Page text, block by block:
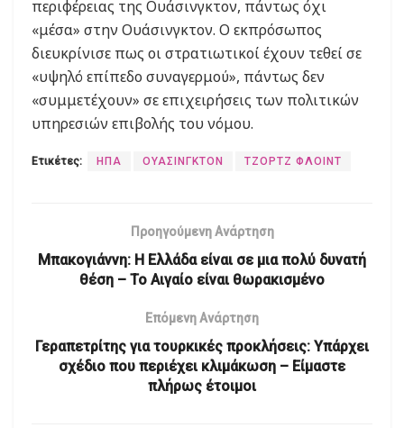
περιφέρειας της Ουάσινγκτον, πάντως όχι
«μέσα» στην Ουάσινγκτον. Ο εκπρόσωπος
διευκρίνισε πως οι στρατιωτικοί έχουν τεθεί σε
«υψηλό επίπεδο συναγερμού», πάντως δεν
«συμμετέχουν» σε επιχειρήσεις των πολιτικών
υπηρεσιών επιβολής του νόμου.
Ετικέτες: ΗΠΑ ΟΥΑΣΙΝΓΚΤΟΝ ΤΖΟΡΤΖ ΦΛΟΙΝΤ
Προηγούμενη Ανάρτηση
Μπακογιάννη: Η Ελλάδα είναι σε μια πολύ δυνατή
θέση – Το Αιγαίο είναι θωρακισμένο
Επόμενη Ανάρτηση
Γεραπετρίτης για τουρκικές προκλήσεις: Υπάρχει
σχέδιο που περιέχει κλιμάκωση – Είμαστε
πλήρως έτοιμοι